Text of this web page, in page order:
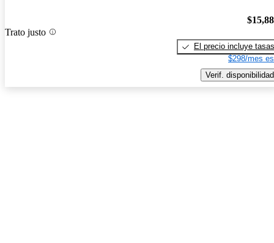
Trato justo
El precio incluye tasas
$298/mes
Verif. disponibilidad